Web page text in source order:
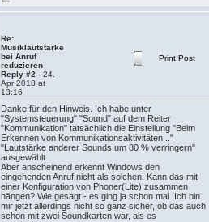
Re:
Musiklautstärke
bei Anruf
reduzieren
Reply #2 - 24.
Apr 2018 at
13:16
Print Post
Danke für den Hinweis. Ich habe unter
"Systemsteuerung" "Sound" auf dem Reiter
"Kommunikation" tatsächlich die Einstellung "Beim
Erkennen von Kommunikationsaktivitäten..."
"Lautstärke anderer Sounds um 80 % verringern"
ausgewählt.
Aber anscheinend erkennt Windows den
eingehenden Anruf nicht als solchen. Kann das mit
einer Konfiguration von Phoner(Lite) zusammen
hängen? Wie gesagt - es ging ja schon mal. Ich bin
mir jetzt allerdings nicht so ganz sicher, ob das auch
schon mit zwei Soundkarten war, als es